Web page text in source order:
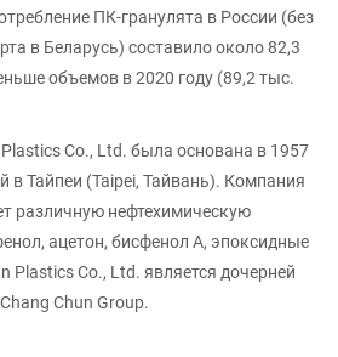
ПК-гранулята в России (без
в Беларусь) составило около 82,3
объемов в 2020 году (89,2 тыс.
Co., Ltd. была основана в 1957
в Тайпеи (Taipei, Тайвань). Компания
различную нефтехимическую
ацетон, бисфенол А, эпоксидные
Plastics Co., Ltd. является дочерней
Chun Group.